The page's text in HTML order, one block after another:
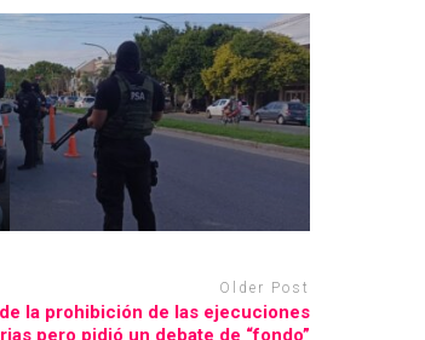
Older Post
la prohibición de las ejecuciones